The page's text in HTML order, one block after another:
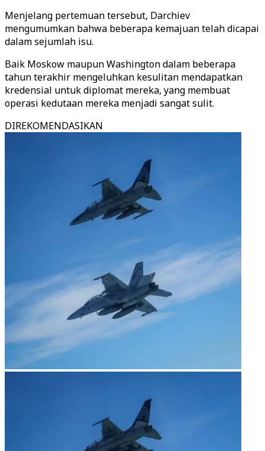
Menjelang pertemuan tersebut, Darchiev
mengumumkan bahwa beberapa kemajuan telah dicapai
dalam sejumlah isu.
Baik Moskow maupun Washington dalam beberapa
tahun terakhir mengeluhkan kesulitan mendapatkan
kredensial untuk diplomat mereka, yang membuat
operasi kedutaan mereka menjadi sangat sulit.
DIREKOMENDASIKAN